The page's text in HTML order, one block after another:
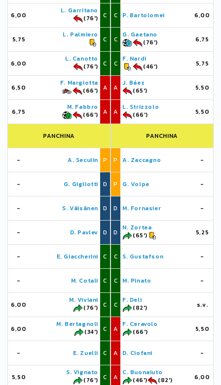
6,00
L. Garritano
(76')
C
5,75
L. Palmiero
C
6,00
L. Canotto
(76')
C
6,50
F. Margiotta
(66')
A
6,75
M. Fabbro
(66')
A
PANCHINA
- A. Seculin P
- G. Gigliotti D
- S. Väisänen D
- D. Pavlev D
- E. Giaccherini C
- M. Cotali C
6,00
M. Viviani
(76')
C
6,00
M. Bertagnoli
(34')
C
- E. Zuelli C
5,50
S. Vignato
(76')
C
C P. Bartolomei 6,00
C
G. Gaetano
(76')
6,75
C
F. Nardi
(46')
5,75
A
J. Báez
(65')
5,50
A
L. Strizzolo
(66')
5,50
PANCHINA
P A. Zaccagno -
P G. Volpe -
D M. Fornasier -
D
N. Zortea
(65')
5,25
C S. Gustafson -
C M. Pinato -
C
F. Deli
(82')
s.v.
A
F. Ceravolo
(66')
5,50
A D. Ciofani -
A
C. Buonaiuto
(46')
(82') 6,00